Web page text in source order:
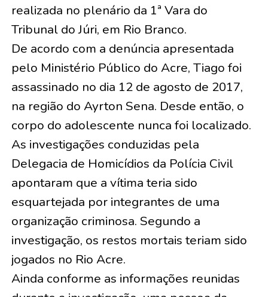
realizada no plenário da 1ª Vara do
Tribunal do Júri, em Rio Branco.
De acordo com a denúncia apresentada
pelo Ministério Público do Acre, Tiago foi
assassinado no dia 12 de agosto de 2017,
na região do Ayrton Sena. Desde então, o
corpo do adolescente nunca foi localizado.
As investigações conduzidas pela
Delegacia de Homicídios da Polícia Civil
apontaram que a vítima teria sido
esquartejada por integrantes de uma
organização criminosa. Segundo a
investigação, os restos mortais teriam sido
jogados no Rio Acre.
Ainda conforme as informações reunidas